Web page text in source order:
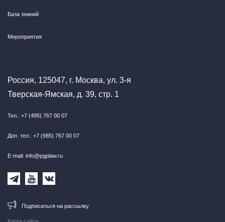
База знаний
Мероприятия
Россия, 125047, г. Москва, ул. 3-я
Тверская-Ямская, д. 39, стр. 1
Тел.: +7 (495) 767 00 07
Доп. тел.: +7 (985) 767 00 07
E-mail: info@pgplaw.ru
Подписаться на рассылку